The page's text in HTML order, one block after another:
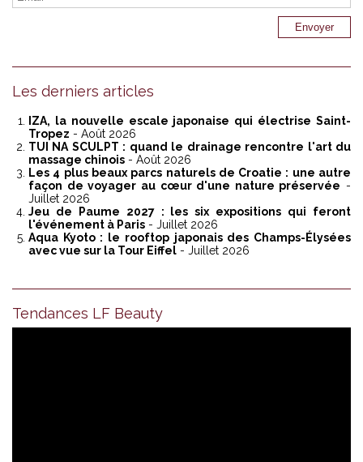
Les derniers articles
IZA, la nouvelle escale japonaise qui électrise Saint-
Tropez - Août 2026
TUI NA SCULPT : quand le drainage rencontre l'art du
massage chinois - Août 2026
Les 4 plus beaux parcs naturels de Croatie : une autre
façon de voyager au cœur d'une nature préservée -
Juillet 2026
Jeu de Paume 2027 : les six expositions qui feront
l'événement à Paris - Juillet 2026
Aqua Kyoto : le rooftop japonais des Champs-Élysées
avec vue sur la Tour Eiffel - Juillet 2026
Tendances LF Beauty